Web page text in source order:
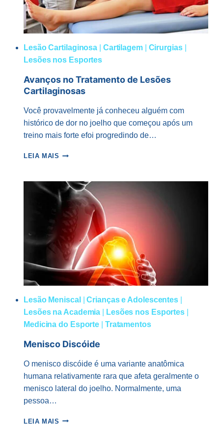
Lesão Cartilaginosa Cartilagem| Cirurgias|
Lesões nos Esportes
Avanços no Tratamento de Lesões
Cartilaginosas
Você provavelmente já conheceu alguém com
histórico de dor no joelho que começou após um
treino mais forte efoi progredindo de…
LEIA MAIS AVANÇOS
DE
LESÕES
CARTILAGINOSAS
Lesão Meniscal |Crianças e Adolescentes
Lesões na Academia
Lesões nos Esportes
Medicina do Esporte
Tratamentos
Menisco Discóide
O menisco discóide é uma variante anatômica
humana relativamente rara que afeta geralmente o
menisco lateral do joelho. Normalmente, uma
pessoa…
LEIA MAIS MENISCO